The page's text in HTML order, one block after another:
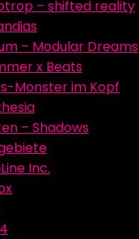
– shifted reality
– Modular Dreams
x Beats
Monster im Kopf
– Shadows
Inc.